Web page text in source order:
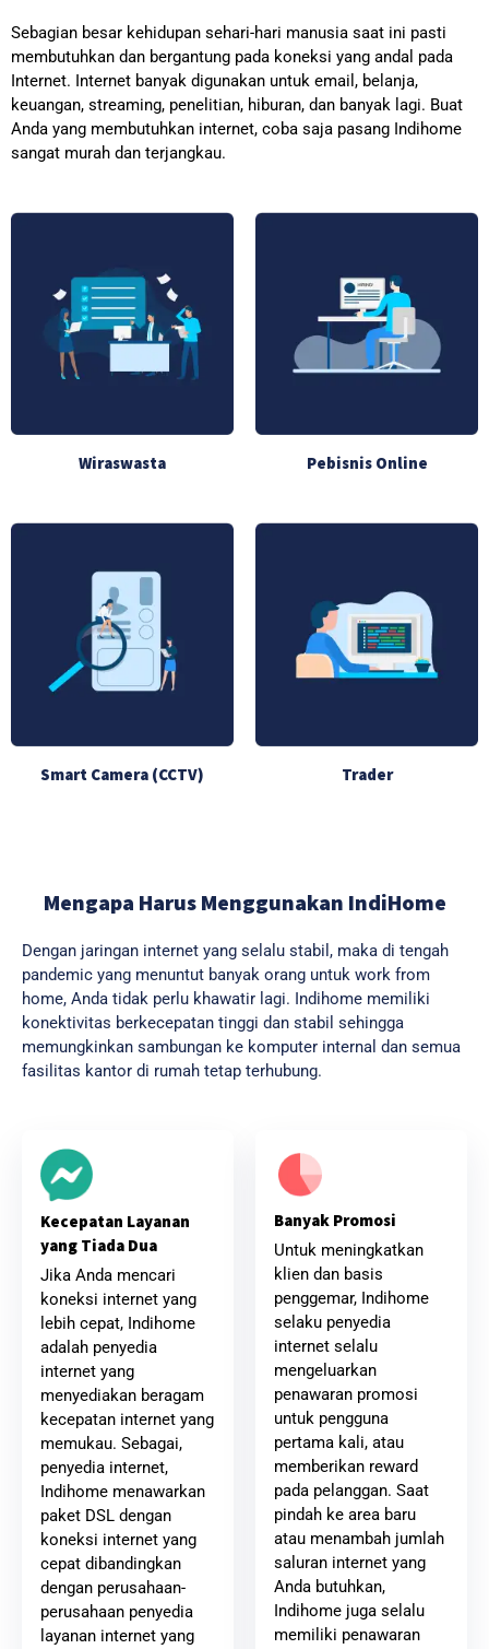
Sebagian besar kehidupan sehari-hari manusia saat ini pasti
membutuhkan dan bergantung pada koneksi yang andal pada
Internet. Internet banyak digunakan untuk email, belanja,
keuangan, streaming, penelitian, hiburan, dan banyak lagi. Buat
Anda yang membutuhkan internet, coba saja pasang Indihome
sangat murah dan terjangkau.
Wiraswasta Pebisnis Online
Smart Camera (CCTV) Trader
Mengapa Harus Menggunakan IndiHome
Dengan jaringan internet yang selalu stabil, maka di tengah
pandemic yang menuntut banyak orang untuk work from
home, Anda tidak perlu khawatir lagi. Indihome memiliki
konektivitas berkecepatan tinggi dan stabil sehingga
memungkinkan sambungan ke komputer internal dan semua
fasilitas kantor di rumah tetap terhubung.
Kecepatan Layanan
yang Tiada Dua
Jika Anda mencari
koneksi internet yang
lebih cepat, Indihome
adalah penyedia
internet yang
menyediakan beragam
kecepatan internet yang
memukau. Sebagai,
penyedia internet,
Indihome menawarkan
paket DSL dengan
koneksi internet yang
cepat dibandingkan
dengan perusahaan-
perusahaan penyedia
layanan internet yang
Banyak Promosi
Untuk meningkatkan
klien dan basis
penggemar, Indihome
selaku penyedia
internet selalu
mengeluarkan
penawaran promosi
untuk pengguna
pertama kali, atau
memberikan reward
pada pelanggan. Saat
pindah ke area baru
atau menambah jumlah
saluran internet yang
Anda butuhkan,
Indihome juga selalu
memiliki penawaran